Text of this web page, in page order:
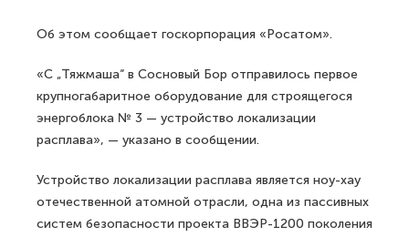
Об этом сообщает госкорпорация «Росатом».
«С „Тяжмаша“ в Сосновый Бор отправилось первое
крупногабаритное оборудование для строящегося
энергоблока № 3 — устройство локализации
расплава», — указано в сообщении.
Устройство локализации расплава является ноу-хау
отечественной атомной отрасли, одна из пассивных
систем безопасности проекта ВВЭР-1200 поколения